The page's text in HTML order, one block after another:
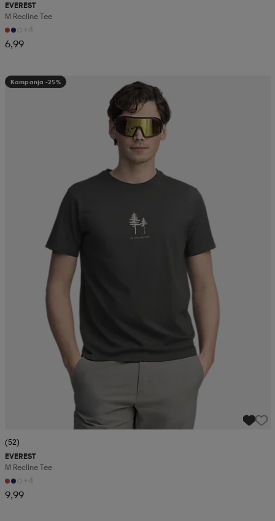
EVEREST
M Recline Tee
+4
6,99
Kampanja -25%
(52)
EVEREST
M Recline Tee
+4
9,99